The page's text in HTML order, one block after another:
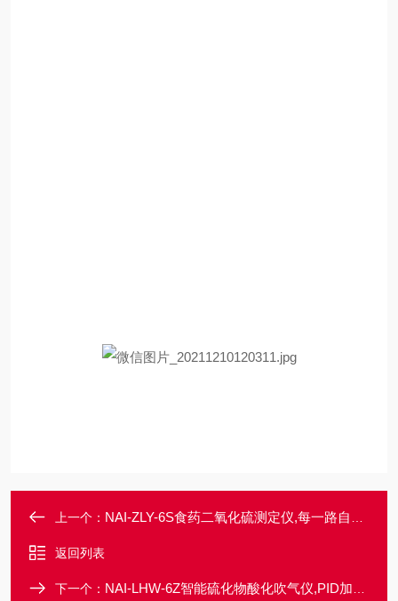
上一个： NAI-ZLY-6S食药二氧化硫测定仪,每一路自动闭环加酸
返回列表
下一个： NAI-LHW-6Z智能硫化物酸化吹气仪,PID加热控温程序